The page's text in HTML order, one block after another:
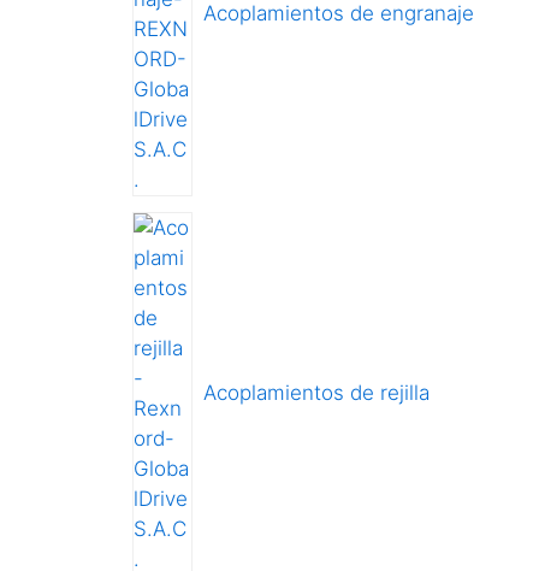
Acoplamientos de engranaje
Acoplamientos de rejilla